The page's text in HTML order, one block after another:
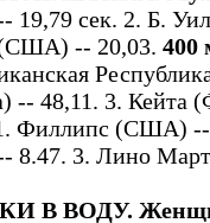
сек. 2. Б.
-- 20,03. 400
-- 48,11. 3. Кейта
Филлипс (США)
3. Лино
В ВОДУ.